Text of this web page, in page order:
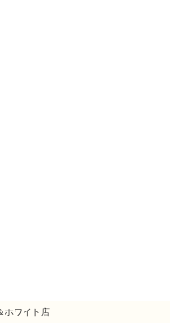
ホワイト店